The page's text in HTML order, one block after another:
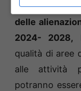
consiliare. Tra
delle
2024- 2028,
qualità di aree
alle attività
potranno